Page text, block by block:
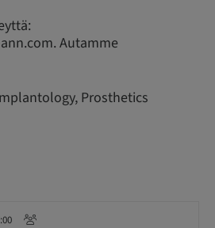
Autamme
Prosthetics